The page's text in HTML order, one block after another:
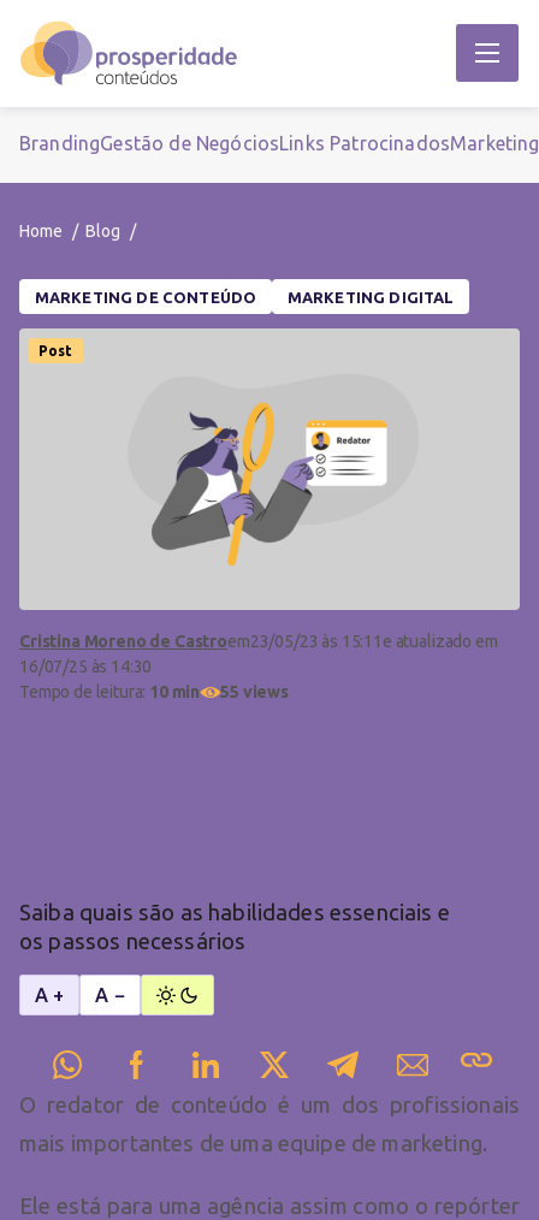
BrandingGestão de NegóciosLinks Patrocinados
Home Blog
MARKETING DE CONTEÚDO MARKETING DIGITAL
Post
Cristina Moreno de Castroem23/05/23 às 15:11 e atualizado em
16/07/25 às 14:30
Tempo de leitura: 10 min 55 views
Saiba quais são as habilidades essenciais e
os passos necessários
A + A −
O redator de conteúdo é um dos profissionais
mais importantes de uma equipe de marketing.
Ele está para uma agência assim como o repórter